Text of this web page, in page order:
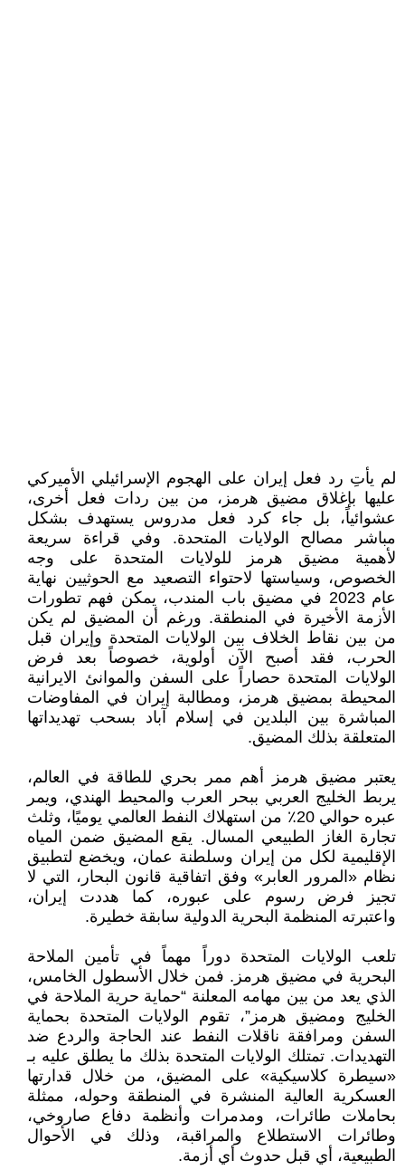
لم يأتِ رد فعل إيران على الهجوم الإسرائيلي الأميركي
عليها بإغلاق مضيق هرمز، من بين ردات فعل أخرى،
عشوائياً، بل جاء كرد فعل مدروس يستهدف بشكل
مباشر مصالح الولايات المتحدة. وفي قراءة سريعة
لأهمية مضيق هرمز للولايات المتحدة على وجه
الخصوص، وسياستها لاحتواء التصعيد مع الحوثيين نهاية
عام 2023 في مضيق باب المندب، يمكن فهم تطورات
الأزمة الأخيرة في المنطقة. ورغم أن المضيق لم يكن
من بين نقاط الخلاف بين الولايات المتحدة وإيران قبل
الحرب، فقد أصبح الآن أولوية، خصوصاً بعد فرض
الولايات المتحدة حصاراً على السفن والموانئ الايرانية
المحيطة بمضيق هرمز، ومطالبة إيران في المفاوضات
المباشرة بين البلدين في إسلام آباد بسحب تهديداتها
المتعلقة بذلك المضيق.
يعتبر مضيق هرمز أهم ممر بحري للطاقة في العالم،
يربط الخليج العربي ببحر العرب والمحيط الهندي، ويمر
عبره حوالي 20٪ من استهلاك النفط العالمي يوميًا، وثلث
تجارة الغاز الطبيعي المسال. يقع المضيق ضمن المياه
الإقليمية لكل من إيران وسلطنة عمان، ويخضع لتطبيق
نظام «المرور العابر» وفق اتفاقية قانون البحار، التي لا
تجيز فرض رسوم على عبوره، كما هددت إيران،
واعتبرته المنظمة البحرية الدولية سابقة خطيرة.
تلعب الولايات المتحدة دوراً مهماً في تأمين الملاحة
البحرية في مضيق هرمز. فمن خلال الأسطول الخامس،
الذي يعد من بين مهامه المعلنة “حماية حرية الملاحة في
الخليج ومضيق هرمز”، تقوم الولايات المتحدة بحماية
السفن ومرافقة ناقلات النفط عند الحاجة والردع ضد
التهديدات. تمتلك الولايات المتحدة بذلك ما يطلق عليه بـ
«سيطرة كلاسيكية» على المضيق، من خلال قدارتها
العسكرية العالية المنشرة في المنطقة وحوله، ممثلة
بحاملات طائرات، ومدمرات وأنظمة دفاع صاروخي،
وطائرات الاستطلاع والمراقبة، وذلك في الأحوال
الطبيعية، أي قبل حدوث أي أزمة.